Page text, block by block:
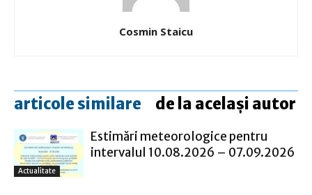
Cosmin Staicu
articole similare de la același autor
Actualitate
Estimări meteorologice pentru
intervalul 10.08.2026 – 07.09.2026